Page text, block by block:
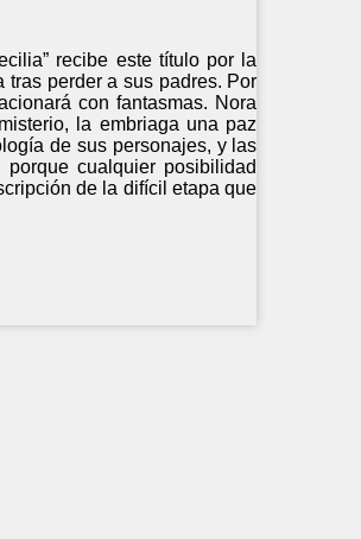
recibe este título por la
perder a sus padres. Por
con fantasmas. Nora
la embriaga una paz
de sus personajes, y las
cualquier posibilidad
de la difícil etapa que